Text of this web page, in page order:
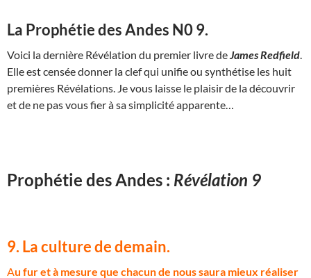
La Prophétie des Andes N0 9.
Voici la dernière Révélation du premier livre de James Redfield
Elle est censée donner la clef qui unifie ou synthétise les huit
premières Révélations. Je vous laisse le plaisir de la découvrir
et de ne pas vous fier à sa simplicité apparente…
Prophétie des Andes : Révélation 9
9. La culture de demain.
Au fur et à mesure que chacun de nous saura mieux réaliser